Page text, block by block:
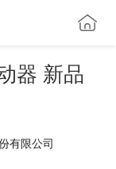
器 新品
有限公司